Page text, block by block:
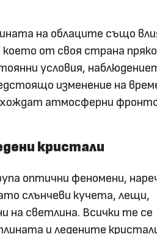
на облаците също
от своя страна
условия,
изменение на
атмосферни
кристали
оптични феномени,
слънчеви кучета, лещи,
на светлина. Всички те се
и ледените